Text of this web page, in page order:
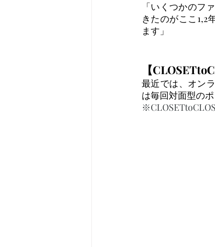
「いくつかのフ
きたのがここ1,2
ます」
【
最近では、オン
は毎回対面型の